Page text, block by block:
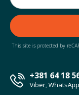
This site is protected by
+381 64 18
Viber, WhatsApp